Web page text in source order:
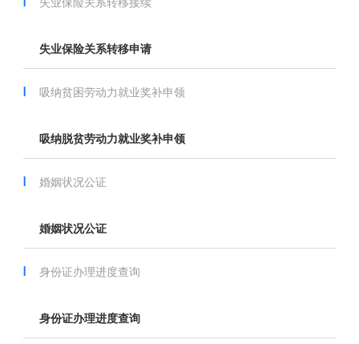
失业保险关系转移申请
吸纳贫困劳动力就业奖补申领
吸纳脱贫劳动力就业奖补申领
婚姻状况公证
婚姻状况公证
身份证办理进度查询
身份证办理进度查询